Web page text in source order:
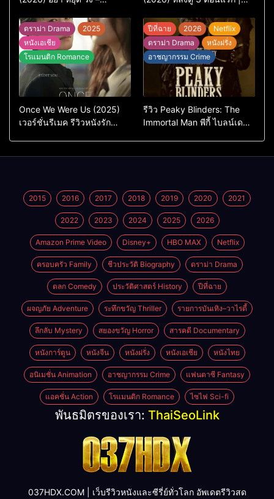
ต้นฉบับเกาหลี
แต่ยังไปไม่ถึงไหน
ดราม่า Drama
2025
หนังเอเชีย
โรแมนติก Romance
Once We Were Us (2025)
เวอร์ชั่นรีเมค รีวิวหนังรัก
ปีที่ฉาย 2026
Netflix
ดราม่า Drama
หนังฝรั่ง
อาชญากรรม Crime
รีวิว Peaky Blinders: The
Immortal Man พีกี้ ไบลน์เด
2015 2016 2017 2018 2019 2020 2021
2022 2023 2024 2025 2026
Amazon Prime Video Disney+ HBO MAX Netflix
ครอบครัว Family ชีวประวัติ Biography ดราม่า Drama
ตลก Comedy ประวัติศาสตร์ History ปีที่ฉาย
ผจญภัย Adventure ระทึกขวัญ Thriller รายการบันเทิง–วาไรตี้
ลึกลับ Mystery สยองขวัญ Horror สารคดี Documentary
หนังการ์ตูน หนังจีน หนังฝรั่ง หนังเอเชีย หนังไทย
อนิเมชั่น Animation อาชญากรรม Crime แฟนตาซี Fantasy
แอคชั่น Action โรแมนติก Romance ไซไฟ Sci-fi
พันธมิตรของเรา: ThaiSeoLink
037HDX.COM | เว็บรีวิวหนังและซีรี่ย์ทั่วโลก อัพเดตรีวิวสด